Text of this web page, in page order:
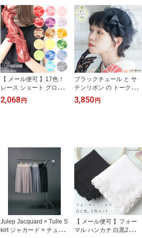
ント インナーキャミワン
ピ レイヤード ジュレッ
プ
【 メール便可 】17色！
レース ショート グロー
ブ カラー 日本製 hs002
手袋 色 発表会 レースの
ッド 茶色 コスプレ ロリ
2,068円
ブラックチュール と サ
テンリボン の トーク帽
黒 ブラック 日本製 so02
9 ヘッドドレス トークハ
袖 袴 リボン 卒業式髪飾
り 成人式髪飾り チュー
ル
3,850円
Julep Jacquard × Tulle S
kirt ジャカード × チュー
【 メール便可 】フォー
マル ハンカチ 白黒2枚セ